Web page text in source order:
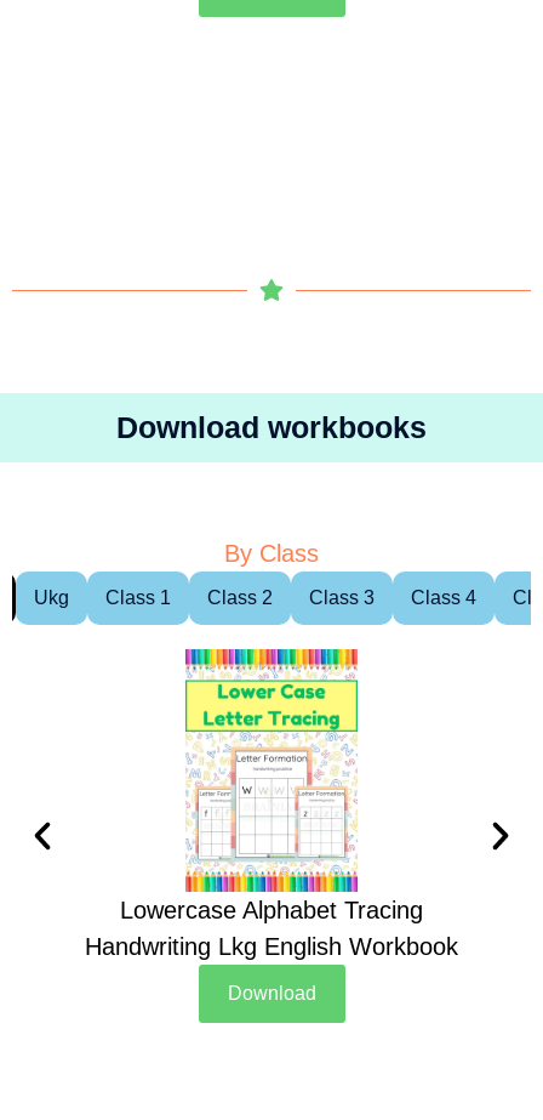
Download workbooks
By Class
Ukg Class 1 Class 2 Class 3 Class 4
Lowercase Alphabet Tracing
Handwriting Lkg English Workbook
Download